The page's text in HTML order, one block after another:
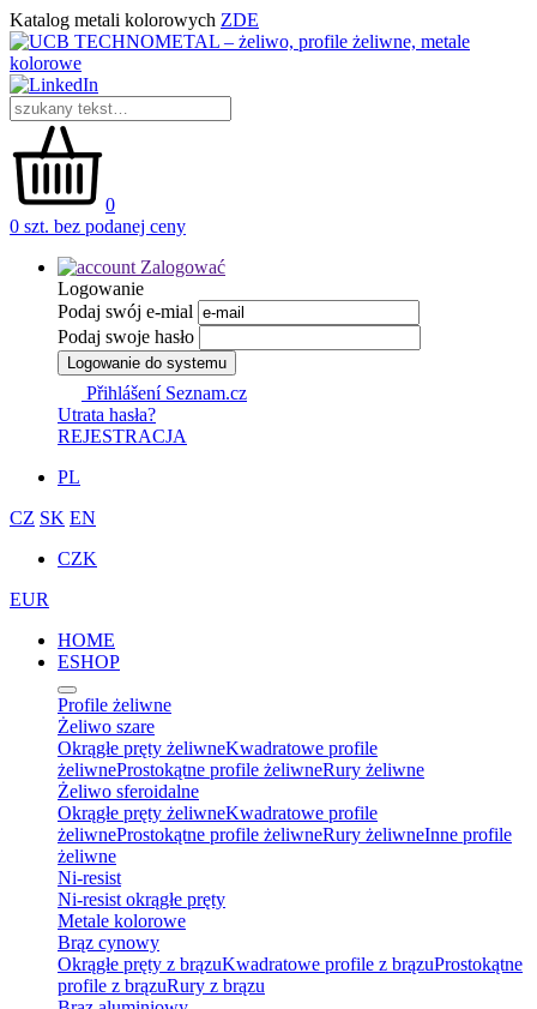
Katalog metali kolorowych ZDE
0
0 szt. bez podanej ceny
Zalogować
Logowanie
Podaj swój e-mial
Podaj swoje hasło
Logowanie do systemu
Přihlášení Seznam.cz
Utrata hasła?
REJESTRACJA
PL
CZ SK EN
CZK
EUR
HOME
ESHOP
Profile żeliwne
Żeliwo szare
Okrągłe pręty żeliwneKwadratowe profile
żeliwneProstokątne profile żeliwneRury żeliwne
Żeliwo sferoidalne
Okrągłe pręty żeliwneKwadratowe profile
żeliwneProstokątne profile żeliwneRury żeliwneInne profile
żeliwne
Ni-resist
Ni-resist okrągłe pręty
Metale kolorowe
Brąz cynowy
Okrągłe pręty z brązuKwadratowe profile z brązuProstokątne
profile z brązuRury z brązu